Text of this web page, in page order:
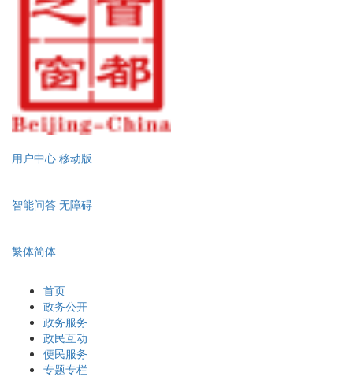
用户中心 移动版
智能问答 无障碍
繁体简体
首页
政务公开
政务服务
政民互动
便民服务
专题专栏